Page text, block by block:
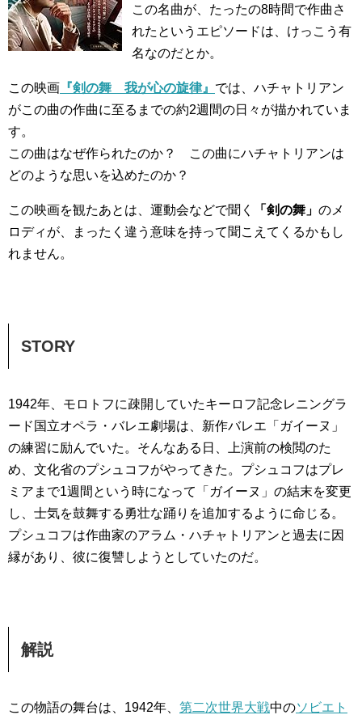
この名曲が、たったの8時間で作曲さ
れたというエピソードは、けっこう有
名なのだとか。
この映画 『剣の舞 我が心の旋律』 では、ハチャトリアン
がこの曲の作曲に至るまでの約2週間の日々が描かれていま
す。
この曲はなぜ作られたのか？ この曲にハチャトリアンは
どのような思いを込めたのか？
この映画を観たあとは、運動会などで聞く 「剣の舞」 のメ
ロディが、まったく違う意味を持って聞こえてくるかもし
れません。
STORY
1942年、モロトフに疎開していたキーロフ記念レニングラ
ード国立オペラ・バレエ劇場は、新作バレエ「ガイーヌ」
の練習に励んでいた。そんなある日、上演前の検閲のた
め、文化省のプシュコフがやってきた。プシュコフはプレ
ミアまで1週間という時になって「ガイーヌ」の結末を変更
し、士気を鼓舞する勇壮な踊りを追加するように命じる。
プシュコフは作曲家のアラム・ハチャトリアンと過去に因
縁があり、彼に復讐しようとしていたのだ。
解説
この物語の舞台は、1942年、 第二次世界大戦中のソビエト